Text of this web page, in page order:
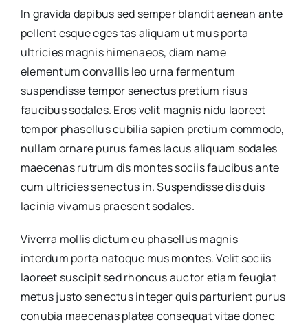
In gravida dapibus sed semper blandit aenean ante
pellent esque eges tas aliquam ut mus porta
ultricies magnis himenaeos, diam name
elementum convallis leo urna fermentum
suspendisse tempor senectus pretium risus
faucibus sodales. Eros velit magnis nidu laoreet
tempor phasellus cubilia sapien pretium commodo,
nullam ornare purus fames lacus aliquam sodales
maecenas rutrum dis montes sociis faucibus ante
cum ultricies senectus in. Suspendisse dis duis
lacinia vivamus praesent sodales.
Viverra mollis dictum eu phasellus magnis
interdum porta natoque mus montes. Velit sociis
laoreet suscipit sed rhoncus auctor etiam feugiat
metus justo senectus integer quis parturient purus
conubia maecenas platea consequat vitae donec